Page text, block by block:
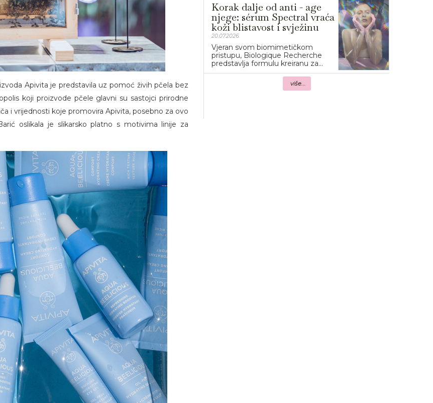
Apivita je predstavila uz pomoć živih pčela bez
koji proizvode pčele glavni su sastojci prirodne
i vrijednosti koje promovira Apivita, posebno za ovo
oslikala je slikarsko platno s motivima linije za
Korak dalje od anti - age
njege: sérum Spectral vraća
koži blistavost i svježinu
20.07.2026.
Vjeran svom biomimetičkom
pristupu, Biologique Recherche
predstavlja formulu kreiranu za...
više...